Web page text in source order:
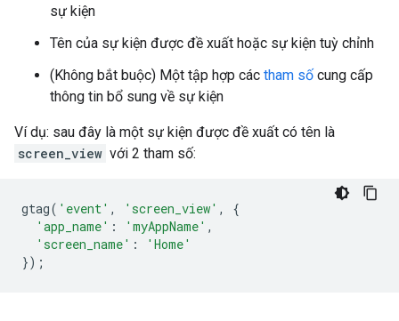
sự kiện
Tên của sự kiện được đề xuất hoặc sự kiện tuỳ chỉnh
(Không bắt buộc) Một tập hợp các tham số cung cấp
thông tin bổ sung về sự kiện
Ví dụ: sau đây là một sự kiện được đề xuất có tên là
screen_view với 2 tham số:
gtag( 'event' , 'screen_view' ,
{
'app_name' : 'myAppName' ,
'screen_name' :
'Home'
});